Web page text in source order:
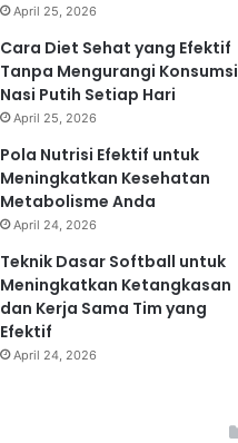
April 25, 2026
Cara Diet Sehat yang Efektif
Tanpa Mengurangi Konsumsi
Nasi Putih Setiap Hari
April 25, 2026
Pola Nutrisi Efektif untuk
Meningkatkan Kesehatan
Metabolisme Anda
April 24, 2026
Teknik Dasar Softball untuk
Meningkatkan Ketangkasan
dan Kerja Sama Tim yang
Efektif
April 24, 2026